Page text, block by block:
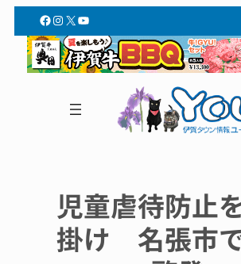
Facebook
Instagram
X YouTube
児童虐待防止
掛け 名張市